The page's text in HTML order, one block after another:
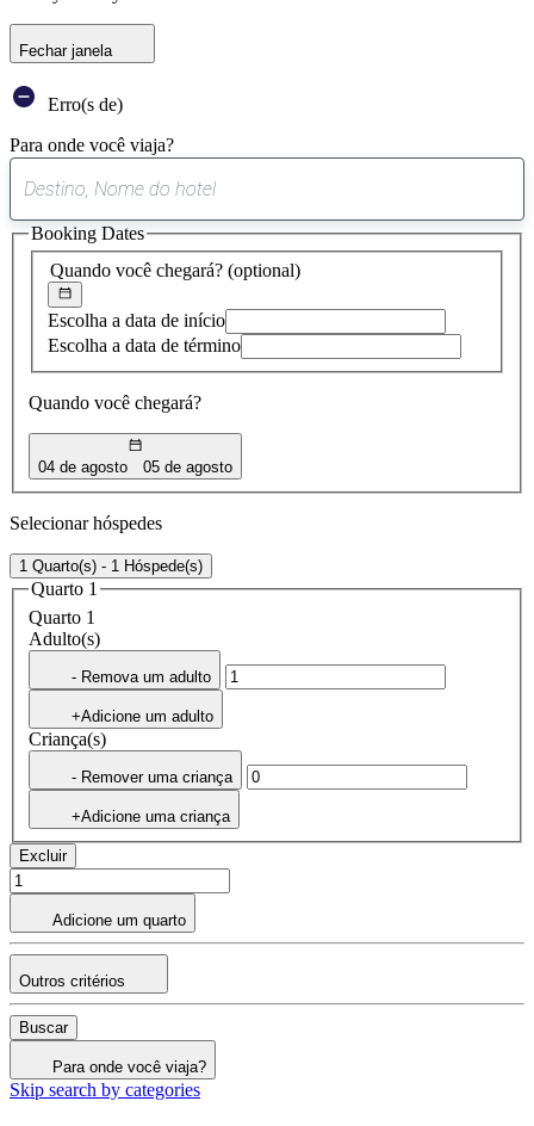
Fechar janela
Erro(s de)
Para onde você viaja?
sugestão
encontrada
Quando você chegará? (optional)
Escolha a data de início
Escolha a data de término
Quando você chegará?
04 de agosto 05 de agosto
Booking Dates
Selecionar hóspedes
1 Quarto(s) - 1 Hóspede(s)
Quarto 1
Quarto 1
Adulto(s)
- Remova um adulto
+Adicione um adulto
Criança(s)
- Remover uma criança
+Adicione uma criança
Excluir
Adicione um quarto
Outros critérios
Buscar
Para onde você viaja?
Skip search by categories